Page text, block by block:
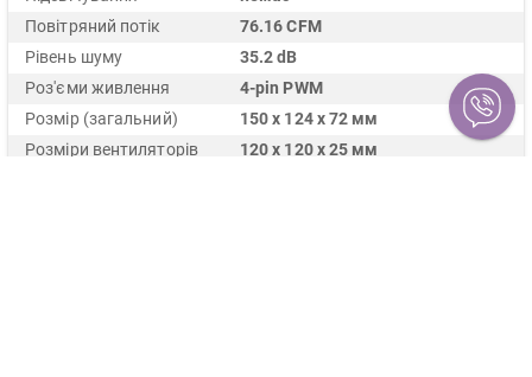
Повітряний потік
76.16 CFM
Рівень шуму
35.2 dB
Роз'єми живлення
4-pin PWM
Розмір (загальний)
150 x 124 x 72 мм
Розміри вентиляторів
120 х 120 х 25 мм